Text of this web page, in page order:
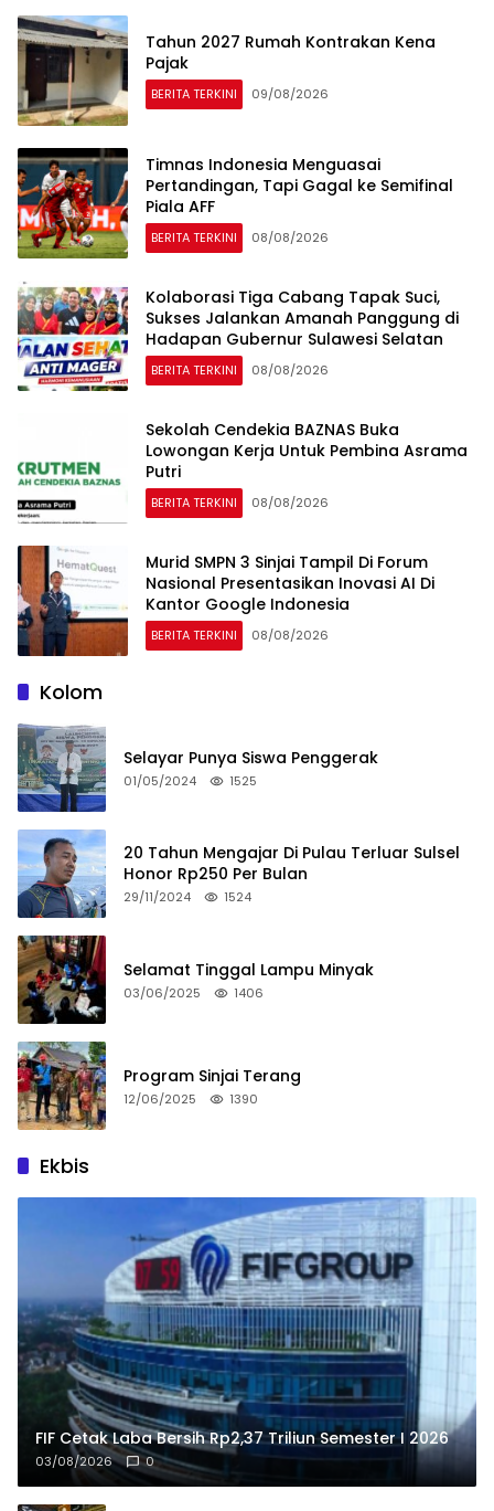
Tahun 2027 Rumah Kontrakan Kena
Pajak
BERITA TERKINI 09/08/2026
Timnas Indonesia Menguasai
Pertandingan, Tapi Gagal ke Semifinal
Piala AFF
BERITA TERKINI 08/08/2026
Kolaborasi Tiga Cabang Tapak Suci,
Sukses Jalankan Amanah Panggung di
Hadapan Gubernur Sulawesi Selatan
BERITA TERKINI 08/08/2026
Sekolah Cendekia BAZNAS Buka
Lowongan Kerja Untuk Pembina Asrama
Putri
BERITA TERKINI 08/08/2026
Murid SMPN 3 Sinjai Tampil Di Forum
Nasional Presentasikan Inovasi AI Di
Kantor Google Indonesia
BERITA TERKINI 08/08/2026
Kolom
Selayar Punya Siswa Penggerak
01/05/2024 1525
20 Tahun Mengajar Di Pulau Terluar Sulsel
Honor Rp250 Per Bulan
29/11/2024 1524
Selamat Tinggal Lampu Minyak
03/06/2025 1406
Program Sinjai Terang
12/06/2025 1390
Ekbis
FIF Cetak Laba Bersih Rp2,37 Triliun Semester I 2026
03/08/2026 0